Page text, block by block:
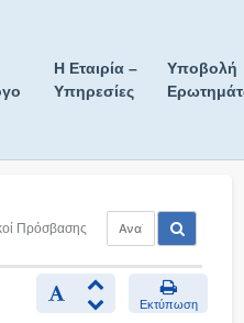
Η Εταιρία –
Υπηρεσίες
Υποβολή
Πρόσβασης
Εκτύπωση